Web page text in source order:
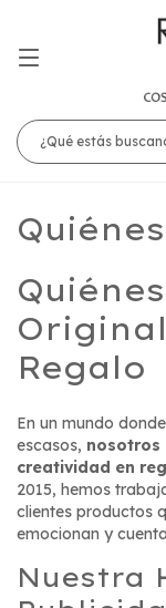
Regalo
En un mundo
escasos, nosotros
creatividad en
2015, hemos
clientes productos
emocionan y
Nuestra